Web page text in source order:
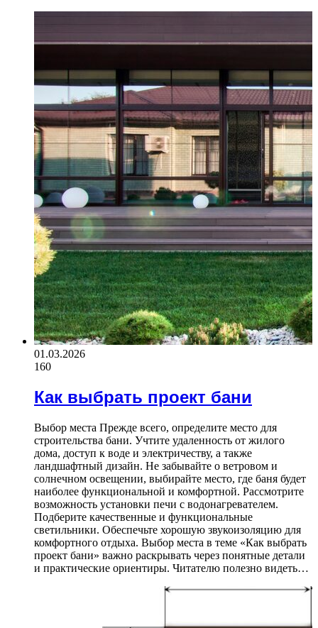
01.03.2026
160
Как выбрать проект бани
Выбор места Прежде всего, определите место для
строительства бани. Учтите удаленность от жилого
дома, доступ к воде и электричеству, а также
ландшафтный дизайн. Не забывайте о ветровом и
солнечном освещении, выбирайте место, где баня будет
наиболее функциональной и комфортной. Рассмотрите
возможность установки печи с водонагревателем.
Подберите качественные и функциональные
светильники. Обеспечьте хорошую звукоизоляцию для
комфортного отдыха. Выбор места в теме «Как выбрать
проект бани» важно раскрывать через понятные детали
и практические ориентиры. Читателю полезно видеть…